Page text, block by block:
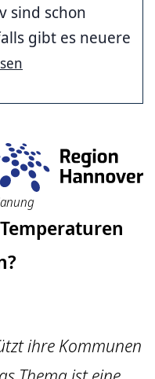
sind schon
gibt es neuere
ihre Kommunen